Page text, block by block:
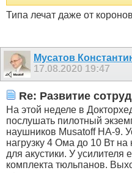
Типа лечат даже от
Мусатов
17.08.2020 19:47
Re: Развитие
На этой неделе в
послушать пилотный
наушников Musatoff HA-9.
нагрузку 4 Ома до 10 Вт
для акустики. У усилителя
комплекта тюльпанов.